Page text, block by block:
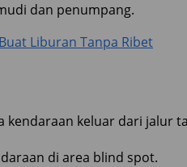
dan penumpang.
Liburan Tanpa Ribet
kendaraan keluar dari jalur
di area blind spot.